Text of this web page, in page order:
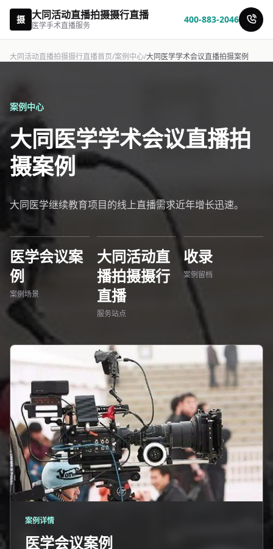
摄 大同活动直播拍摄摄行直播
医学手术直播服务
400-883-2046
大同活动直播拍摄摄行直播首页/案例中心/大同医学学术会议直播拍摄案例
案例中心
大同医学学术会议直播拍
摄案例
大同医学继续教育项目的线上直播需求近年增长迅速。
医学会议案
例
案例场景
大同活动直
播拍摄摄行
直播
服务站点
收录
案例留档
案例详情
医学会议案例